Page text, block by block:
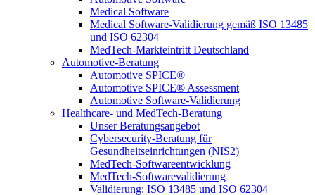
Medical Software
Medical Software-Validierung gemäß ISO 13485
und ISO 62304
MedTech-Markteintritt Deutschland
Automotive-Beratung
Automotive SPICE®
Automotive SPICE® Assessment
Automotive Software-Validierung
Healthcare- und MedTech-Beratung
Unser Beratungsangebot
Cybersecurity-Beratung für
Gesundheitseinrichtungen (NIS2)
MedTech-Softwareentwicklung
MedTech-Softwarevalidierung
Validierung: ISO 13485 und ISO 62304